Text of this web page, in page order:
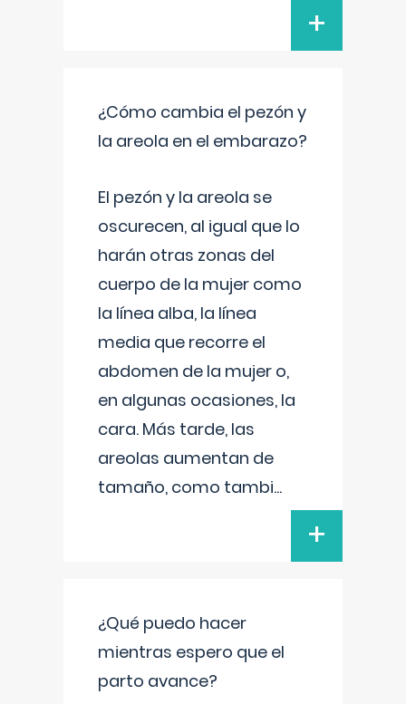
+
¿Cómo cambia el pezón y
la areola en el embarazo?
El pezón y la areola se
oscurecen, al igual que lo
harán otras zonas del
cuerpo de la mujer como
la línea alba, la línea
media que recorre el
abdomen de la mujer o,
en algunas ocasiones, la
cara. Más tarde, las
areolas aumentan de
tamaño, como tambi...
+
¿Qué puedo hacer
mientras espero que el
parto avance?